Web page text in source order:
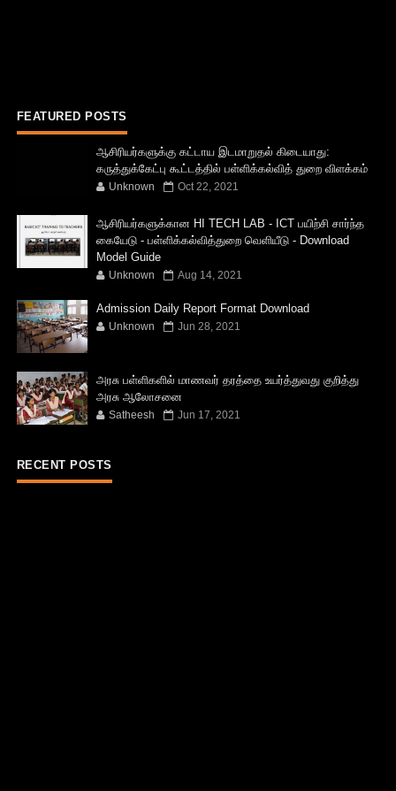
FEATURED POSTS
ஆசிரியர்களுக்கு கட்டாய இடமாறுதல் கிடையாது:
கருத்துக்கேட்பு கூட்டத்தில் பள்ளிக்கல்வித் துறை விளக்கம்
Unknown Oct 22, 2021
ஆசிரியர்களுக்கான HI TECH LAB - ICT பயிற்சி சார்ந்த
கையேடு - பள்ளிக்கல்வித்துறை வெளியீடு - Download
Model Guide
Unknown Aug 14, 2021
Admission Daily Report Format Download
Unknown Jun 28, 2021
அரசு பள்ளிகளில் மாணவர் தரத்தை உயர்த்துவது குறித்து
அரசு ஆலோசனை
Satheesh Jun 17, 2021
RECENT POSTS